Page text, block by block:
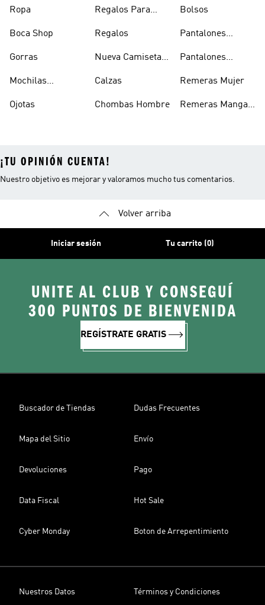
Ropa
Boca Shop
Gorras
Mochilas
Ojotas
Regalos Para
Regalos
Nueva Camiseta
Calzas
Chombas Hombre
Bolsos
Pantalones
Hombre
Pantalones
Remeras Mujer
Remeras Manga
¡TU OPINIÓN CUENTA!
Nuestro objetivo es mejorar y valoramos mucho tus comentarios.
Volver arriba
Iniciar sesión Tu carrito (0)
UNITE AL CLUB Y CONSEGUÍ
300 PUNTOS DE BIENVENIDA
REGÍSTRATE GRATIS
Buscador de Tiendas Dudas Frecuentes
Mapa del Sitio Envío
Devoluciones Pago
Data Fiscal Hot Sale
Cyber Monday Boton de Arrepentimiento
Nuestros Datos Términos y Condiciones